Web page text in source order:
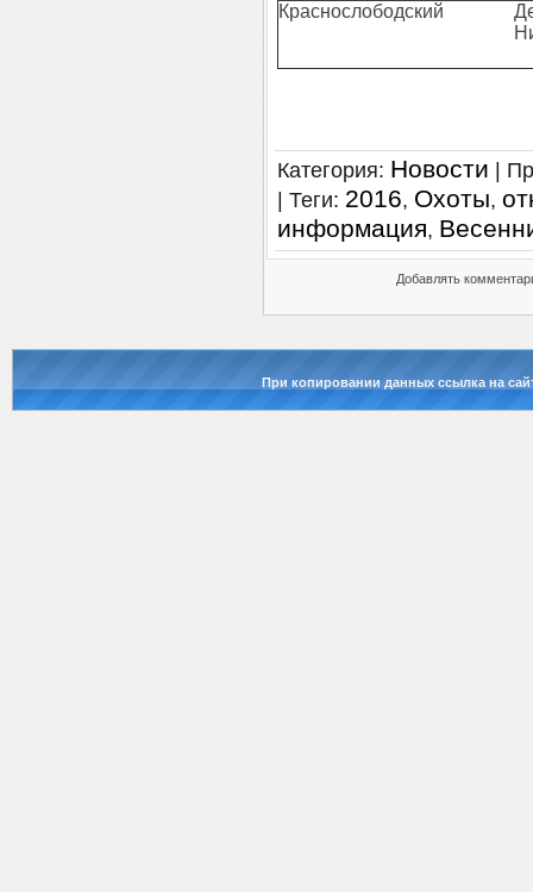
Краснослободский
Категория: Новости
Теги: 2016, Охоты,
информация,
Добавлять
При копировании данных ссылка на